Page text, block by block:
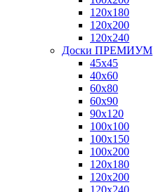
120x180
120x200
120x240
Доски ПРЕМИУМ
45x45
40x60
60x80
60x90
90x120
100x100
100x150
100x200
120x180
120x200
120x240